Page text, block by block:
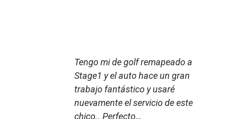
Tengo mi de golf remapeado a
Stage1 y el auto hace un gran
trabajo fantástico y usaré
nuevamente el servicio de este
chico.. Perfecto…